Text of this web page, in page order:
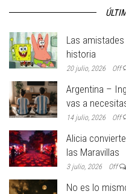
Las
historia
20 julio, 2026 Off
Argentina –
vas a
14 julio, 2026 Off
Alicia
las Maravillas
3 julio, 2026 Off
No es lo